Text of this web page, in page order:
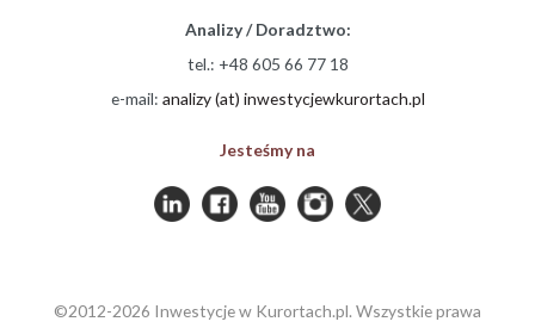
Analizy / Doradztwo:
tel.: +48 605 66 77 18
e-mail: analizy (at) inwestycjewkurortach.pl
Jesteśmy na
©2012-2026 Inwestycje w Kurortach.pl. Wszystkie prawa